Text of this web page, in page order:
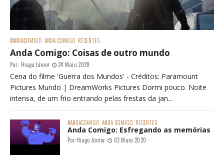
#ANDACOMIGO ANDA COMIGO RECENTES
Anda Comigo: Coisas de outro mundo
Por: Hiago Júnior 24 Maio 2020
Cena do filme 'Guerra dos Mundos' - Créditos: Paramount
Pictures Mundo | DreamWorks Pictures Dormi pouco. Noite
intensa, de um frio entrando pelas frestas da jan...
#ANDACOMIGO ANDA COMIGO RECENTES
Anda Comigo: Esfregando as memórias
Por:Hiago Júnior 02 Maio 2020